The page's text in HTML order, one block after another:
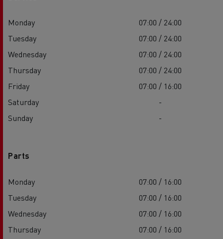
Monday
07:00 / 24:00
Tuesday
07:00 / 24:00
Wednesday
07:00 / 24:00
Thursday
07:00 / 24:00
Friday
07:00 / 16:00
Saturday
-
Sunday
-
Parts
Monday
07:00 / 16:00
Tuesday
07:00 / 16:00
Wednesday
07:00 / 16:00
Thursday
07:00 / 16:00